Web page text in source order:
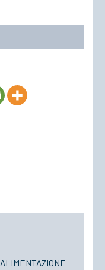
ALIMENTAZIONE